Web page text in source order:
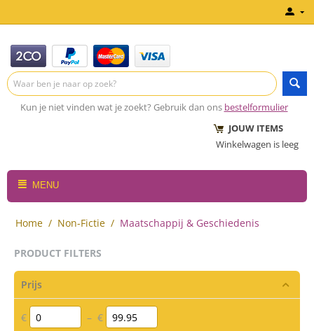
Kun je niet vinden wat je zoekt? Gebruik dan ons bestelformulier
JOUW ITEMS
Winkelwagen is leeg
MENU
Home / Non-Fictie / Maatschappij & Geschiedenis
PRODUCT FILTERS
Prijs
€ – €